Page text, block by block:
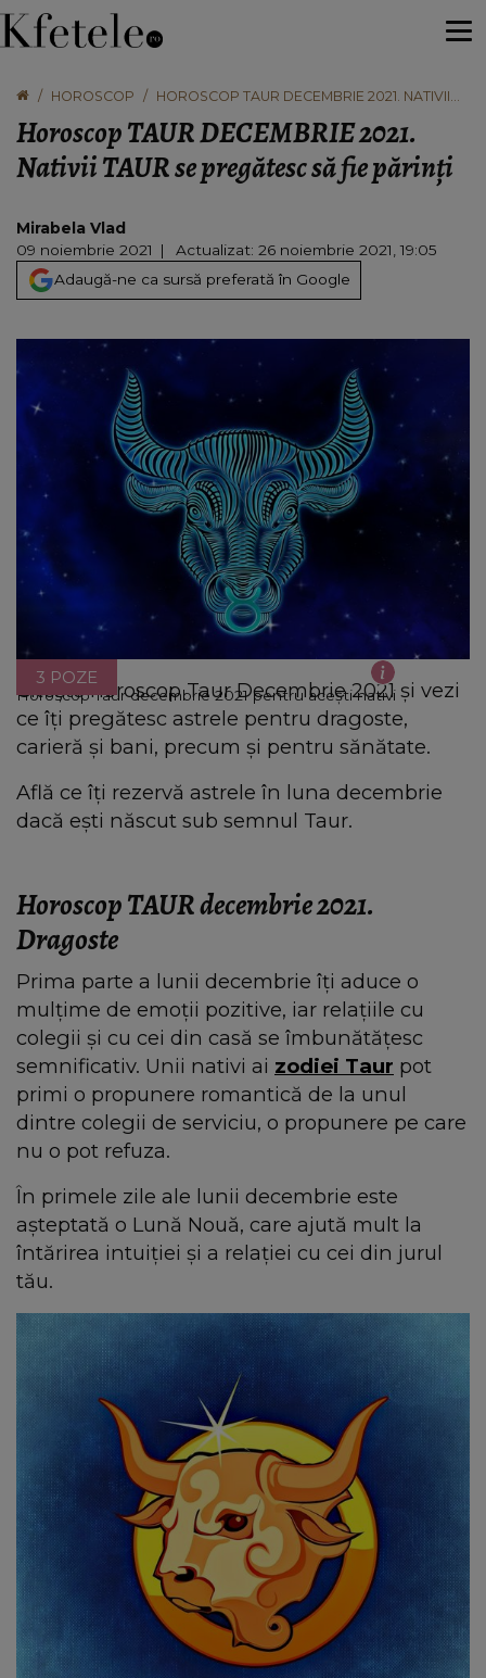
HOROSCOP
HOROSCOP TAUR DECEMBRIE 2021. NATIVII
Horoscop TAUR DECEMBRIE 2021.
Nativii TAUR se pregătesc să fie părinți
Mirabela Vlad
09 noiembrie 2021
Actualizat: 26 noiembrie 2021, 19:05
Adaugă-ne ca sursă preferată în Google
Horoscop Taur decembrie 2021 pentru acești nativi
3 POZE
Citește horoscop Taur Decembrie 2021 și vezi
ce îți pregătesc astrele pentru dragoste,
carieră și bani, precum și pentru sănătate.
Află ce îți rezervă astrele în luna decembrie
dacă ești născut sub semnul Taur.
Horoscop TAUR decembrie 2021.
Dragoste
Prima parte a lunii decembrie îți aduce o
mulțime de emoții pozitive, iar relațiile cu
colegii și cu cei din casă se îmbunătățesc
semnificativ. Unii nativi ai zodiei Taur pot
primi o propunere romantică de la unul
dintre colegii de serviciu, o propunere pe care
nu o pot refuza.
În primele zile ale lunii decembrie este
așteptată o Lună Nouă, care ajută mult la
întărirea intuiției și a relației cu cei din jurul
tău.